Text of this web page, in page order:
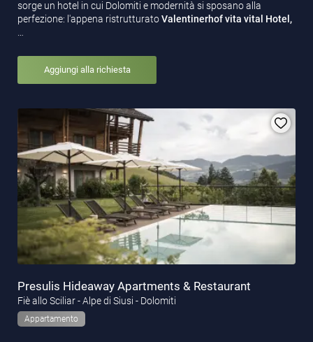
sorge un hotel in cui Dolomiti e modernità si sposano alla
perfezione: l'appena ristrutturatoValentinerhof vita vital Hotel,
…
Aggiungi alla richiesta
Presulis Hideaway Apartments & Restaurant
Fiè allo Sciliar - Alpe di Siusi - Dolomiti
Appartamento